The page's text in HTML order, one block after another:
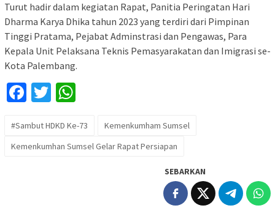
Turut hadir dalam kegiatan Rapat, Panitia Peringatan Hari
Dharma Karya Dhika tahun 2023 yang terdiri dari Pimpinan
Tinggi Pratama, Pejabat Adminstrasi dan Pengawas, Para
Kepala Unit Pelaksana Teknis Pemasyarakatan dan Imigrasi se-
Kota Palembang.
Facebook
Twitter
#Sambut HDKD Ke-73
Kemenkumham Sumsel
Kemenkumhan Sumsel Gelar Rapat Persiapan
SEBARKAN